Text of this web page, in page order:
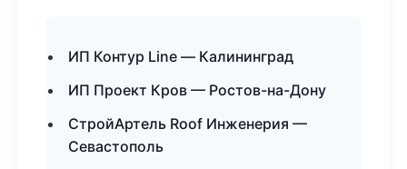
ИП Контур Line — Калининград
ИП Проект Кров — Ростов-на-Дону
СтройАртель Roof Инженерия —
Севастополь